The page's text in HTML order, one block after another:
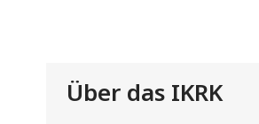
Über das IKRK